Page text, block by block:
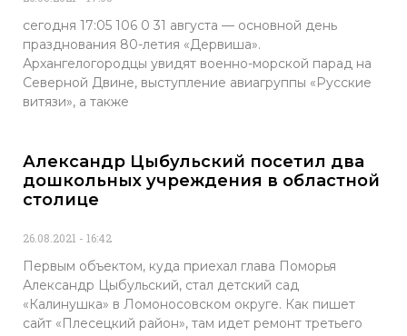
сегодня 17:05 106 0 31 августа — основной день
празднования 80-летия «Дервиша».
Архангелогородцы увидят военно-морской парад на
Северной Двине, выступление авиагруппы «Русские
витязи», а также
Александр Цыбульский посетил два
дошкольных учреждения в областной
столице
26.08.2021 16:42
Первым объектом, куда приехал глава Поморья
Александр Цыбульский, стал детский сад
«Калинушка» в Ломоносовском округе. Как пишет
сайт «Плесецкий район», там идет ремонт третьего